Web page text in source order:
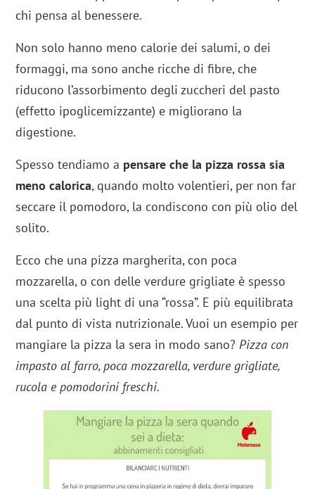
chi pensa al benessere.
Non solo hanno meno calorie dei salumi, o dei
formaggi, ma sono anche ricche di fibre, che
riducono l’assorbimento degli zuccheri del pasto
(effetto ipoglicemizzante) e migliorano la
digestione.
Spesso tendiamo a pensare che la pizza rossa sia
meno calorica, quando molto volentieri, per non far
seccare il pomodoro, la condiscono con più olio del
solito.
Ecco che una pizza margherita, con poca
mozzarella, o con delle verdure grigliate è spesso
una scelta più light di una “rossa”. E più equilibrata
dal punto di vista nutrizionale. Vuoi un esempio per
mangiare la pizza la sera in modo sano?Pizza con
impasto al farro, poca mozzarella, verdure grigliate,
rucola e pomodorini freschi.